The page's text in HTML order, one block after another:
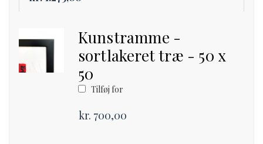
Kunstramme -
sortlakeret træ - 50 x
50
Tilføj for
kr. 700,00